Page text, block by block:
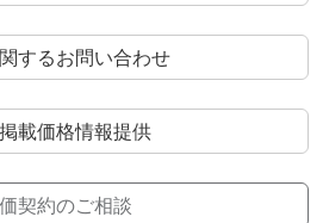
するお問い合わせ
載価格情報提供
契約のご相談